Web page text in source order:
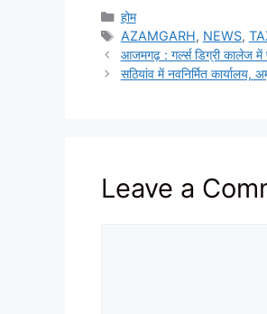
Categories
होम
Tags
AZAMGARH, NEWS,
आजमगढ़ : गर्ल्स डिग्री कालेज में
सठियांव में नवनिर्मित कार्यालय,
Leave a